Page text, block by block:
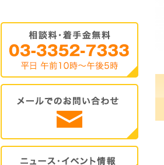
相談料・着手金無料
メールでのお問合せ